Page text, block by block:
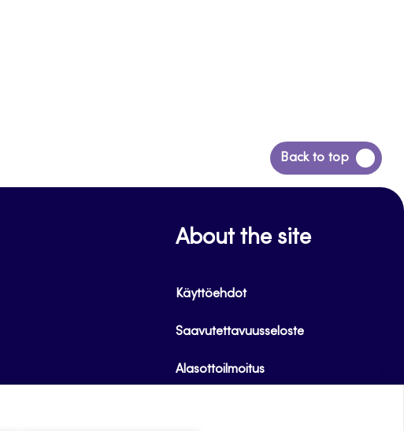
Back to top
Siirry
takaisin
About the site
Käyttöehdot
Saavutettavuusseloste
Alasottoilmoitus